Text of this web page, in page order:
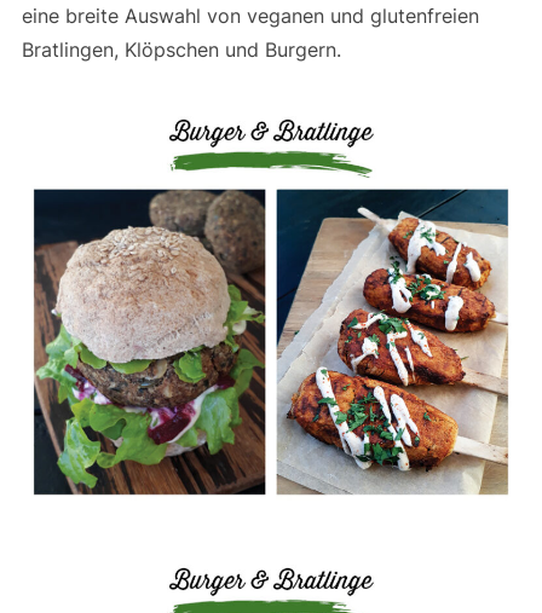
eine breite Auswahl von veganen und glutenfreien
Bratlingen, Klöpschen und Burgern.